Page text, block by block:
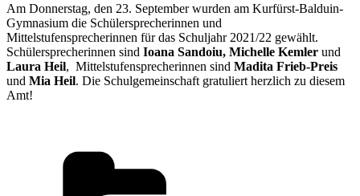
Am Donnerstag, den 23. September wurden am Kurfürst-Balduin-
Gymnasium die Schülersprecherinnen und
Mittelstufensprecherinnen für das Schuljahr 2021/22 gewählt.
Schülersprecherinnen sind Ioana Sandoiu, Michelle Kemler und
Laura Heil, Mittelstufensprecherinnen sind Madita Frieb-Preis
und Mia Heil. Die Schulgemeinschaft gratuliert herzlich zu diesem
Amt!